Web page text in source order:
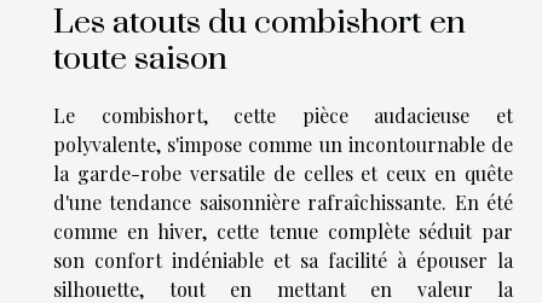
Les atouts du combishort en
toute saison
Le combishort, cette pièce audacieuse et
polyvalente, s'impose comme un incontournable de
la garde-robe versatile de celles et ceux en quête
d'une tendance saisonnière rafraîchissante. En été
comme en hiver, cette tenue complète séduit par
son confort indéniable et sa facilité à épouser la
silhouette, tout en mettant en valeur la